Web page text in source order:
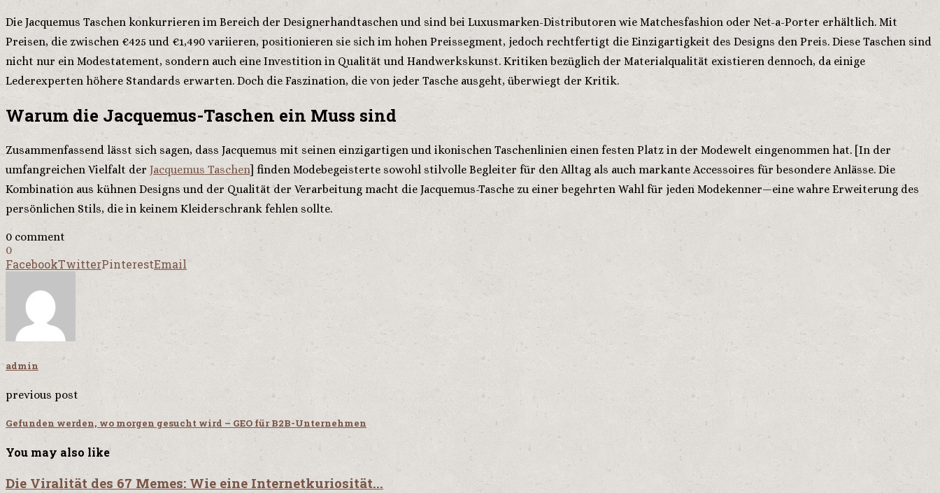
Die Jacquemus Taschen konkurrieren im Bereich der Designerhandtaschen und sind bei Luxusmarken-Distributoren wie Matchesfashion oder Net-a-Porter erhältlich. Mit
Preisen, die zwischen €425 und €1,490 variieren, positionieren sie sich im hohen Preissegment, jedoch rechtfertigt die Einzigartigkeit des Designs den Preis. Diese Taschen sind
nicht nur ein Modestatement, sondern auch eine Investition in Qualität und Handwerkskunst. Kritiken bezüglich der Materialqualität existieren dennoch, da einige
Lederexperten höhere Standards erwarten. Doch die Faszination, die von jeder Tasche ausgeht, überwiegt der Kritik.
Warum die Jacquemus-Taschen ein Muss sind
Zusammenfassend lässt sich sagen, dass Jacquemus mit seinen einzigartigen und ikonischen Taschenlinien einen festen Platz in der Modewelt eingenommen hat. [In der
umfangreichen Vielfalt der Jacquemus Taschen] finden Modebegeisterte sowohl stilvolle Begleiter für den Alltag als auch markante Accessoires für besondere Anlässe. Die
Kombination aus kühnen Designs und der Qualität der Verarbeitung macht die Jacquemus-Tasche zu einer begehrten Wahl für jeden Modekenner—eine wahre Erweiterung des
persönlichen Stils, die in keinem Kleiderschrank fehlen sollte.
0 comment
0
FacebookTwitterPinterestEmail
admin
previous post
Gefunden werden, wo morgen gesucht wird – GEO für B2B-Unternehmen
You may also like
Die Viralität des 67 Memes: Wie eine Internetkuriosität...